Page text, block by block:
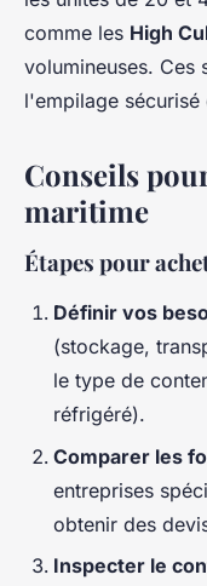
comme les High
volumineuses. Ces
l'empilage sécurisé
Conseils
maritime
Étapes pour
Définir vos
(stockage,
le type de
réfrigéré).
Comparer les
entreprises
obtenir des
Inspecter le